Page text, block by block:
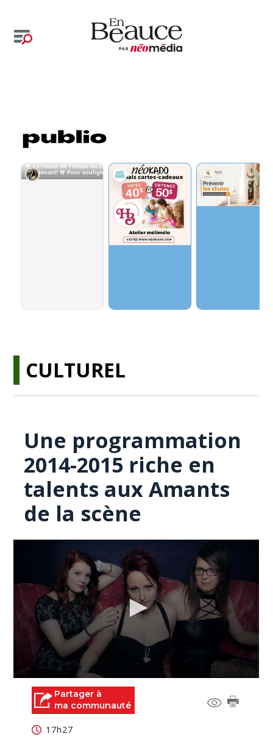
CULTUREL
Une programmation
2014-2015 riche en
talents aux Amants
de la scène
seconds Partager à
ma communauté
17h27